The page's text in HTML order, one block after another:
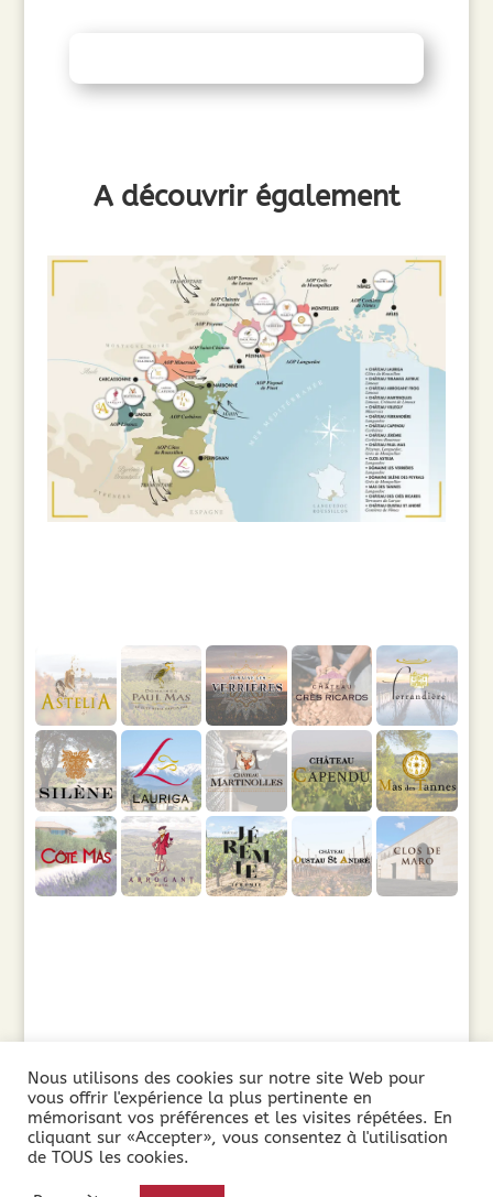
A découvrir également
Nous utilisons des cookies sur notre site Web pour
vous offrir l'expérience la plus pertinente en
mémorisant vos préférences et les visites répétées. En
cliquant sur «Accepter», vous consentez à l'utilisation
de TOUS les cookies.